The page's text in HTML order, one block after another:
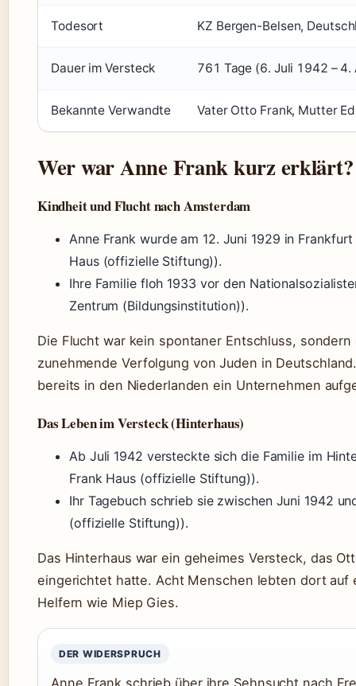
Todesort KZ Bergen-Belsen,
Dauer im Versteck 761 Tage (6. Juli 1942 –
Bekannte Verwandte Vater Otto Frank, Mutter
Wer war Anne Frank kurz erklärt?
Kindheit und Flucht nach Amsterdam
Anne Frank wurde am 12. Juni 1929 in
Haus (offizielle Stiftung)).
Ihre Familie floh 1933 vor den
Zentrum (Bildungsinstitution)).
Die Flucht war kein spontaner Entschluss,
zunehmende Verfolgung von Juden in
bereits in den Niederlanden ein Unternehmen
Das Leben im Versteck (Hinterhaus)
Ab Juli 1942 versteckte sich die Familie im
Frank Haus (offizielle Stiftung)).
Ihr Tagebuch schrieb sie zwischen Juni 1942
(offizielle Stiftung)).
Das Hinterhaus war ein geheimes Versteck, das
eingerichtet hatte. Acht Menschen lebten dort auf
Helfern wie Miep Gies.
DER WIDERSPRUCH
Anne Frank schrieb über ihre Sehnsucht nach